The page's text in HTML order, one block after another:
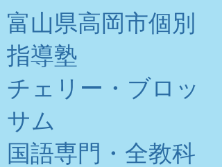
富山県高岡市個別
指導塾
チェリー・ブロッ
サム
​国語専門・全教科